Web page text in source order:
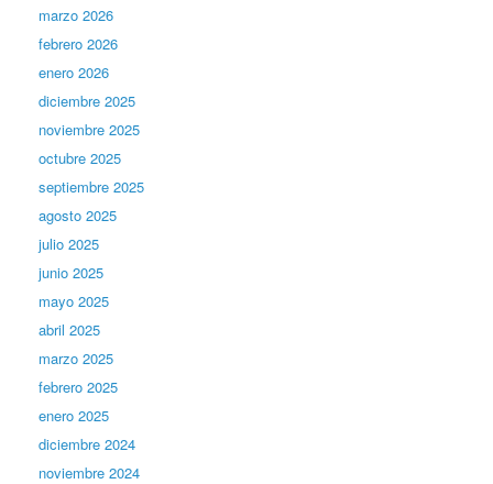
marzo 2026
febrero 2026
enero 2026
diciembre 2025
noviembre 2025
octubre 2025
septiembre 2025
agosto 2025
julio 2025
junio 2025
mayo 2025
abril 2025
marzo 2025
febrero 2025
enero 2025
diciembre 2024
noviembre 2024